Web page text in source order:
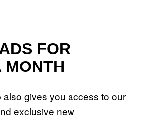
FOR
MONTH
also gives you access to our
exclusive new